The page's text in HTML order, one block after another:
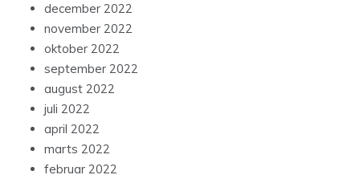
december 2022
november 2022
oktober 2022
september 2022
august 2022
juli 2022
april 2022
marts 2022
februar 2022